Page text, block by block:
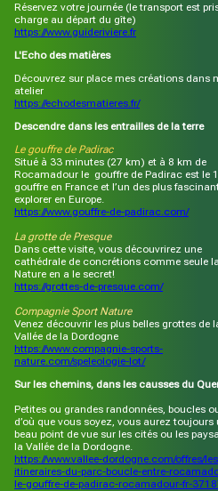
Réservez votre journée (le transport est
charge au départ du gîte)
https://www.guideriviere.fr
L'Echo des matières
Découvrez sur place mes créations dans
atelier
https://echodesmatieres.fr/
Descendre dans les entrailles de la terre
Le gouffre de Padirac
Situé à 33 minutes (27 km) et à 8 km de
Rocamadour le gouffre de Padirac est le
gouffre en France et l’un des plus
explorer en Europe.
https://www.gouffre-de-padirac.com/
La grotte de Presque
Dans cette visite, vous découvrirez une
cathédrale de concrétions comme seule la
Nature en a le secret!
https://grottes-de-presque.com/
Compagnie Sport Nature
Venez découvrir les plus belles grottes de
Vallée de la Dordogne
https://www.compagnie-sports-
nature.com/speleologie-lot/
Sur les chemins, dans les causses du
Petites ou grandes randonnées, boucles
d’où que vous soyez, vous aurez toujours
beau point de vue sur les cités ou les
la Vallée de la Dordogne.
https://www.vallee-dordogne.com/offres/
itineraires-du-parc-boucle-entre-
le-gouffre-de-padirac-rocamadour-fr-